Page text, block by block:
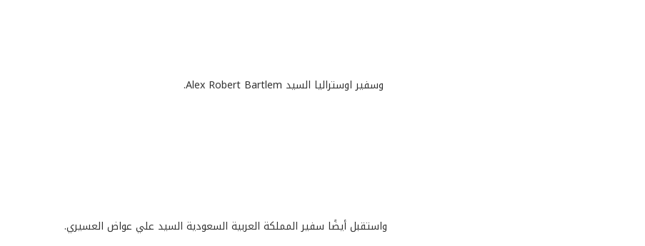
وسفير اوستراليا السيد Alex Robert Bartlem.
واستقبل أيضًا سفير المملكة العربية السعودية السيد علي عواض العسيري.